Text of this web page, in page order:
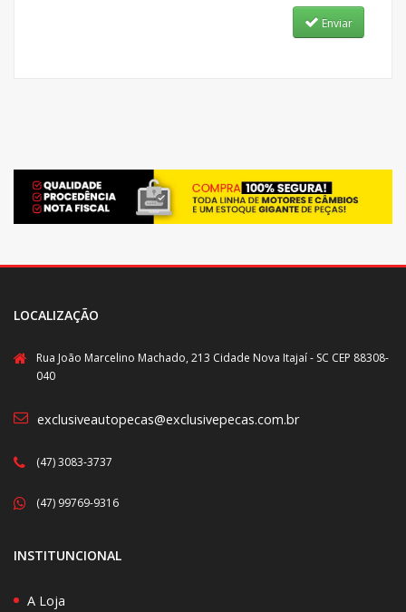
Enviar
LOCALIZAÇÃO
Rua João Marcelino Machado, 213 Cidade Nova Itajaí - SC CEP 88308-
040
exclusiveautopecas@exclusivepecas.com.br
(47) 3083-3737
(47) 99769-9316
INSTITUNCIONAL
A Loja